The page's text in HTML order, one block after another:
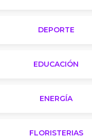
DEPORTE
EDUCACIÓN
ENERGÍA
FLORISTERIAS